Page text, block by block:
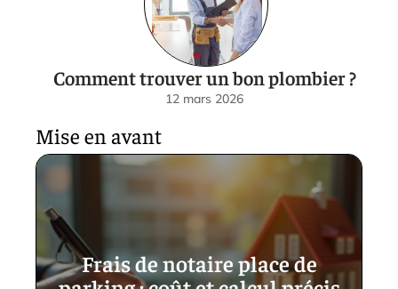
Comment trouver un bon plombier ?
12 mars 2026
Mise en avant
Frais de notaire place de